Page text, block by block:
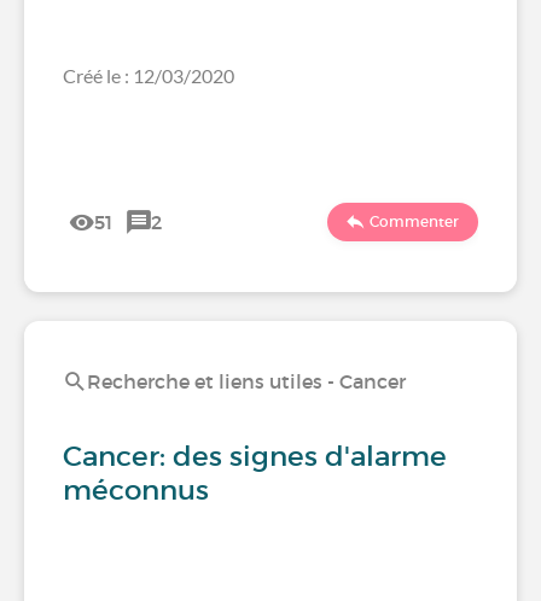
Créé le : 12/03/2020
51 2 Commenter
Recherche et liens utiles - Cancer
Cancer: des signes d'alarme
méconnus